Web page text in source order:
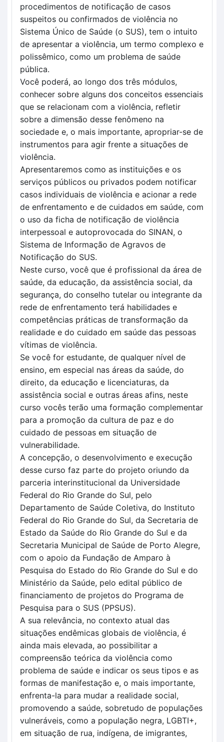
procedimentos de notificação de casos
suspeitos ou confirmados de violência no
Sistema Único de Saúde (o SUS), tem o intuito
de apresentar a violência, um termo complexo e
polissêmico, como um problema de saúde
pública.
Você poderá, ao longo dos três módulos,
conhecer sobre alguns dos conceitos essenciais
que se relacionam com a violência, refletir
sobre a dimensão desse fenômeno na
sociedade e, o mais importante, apropriar-se de
instrumentos para agir frente a situações de
violência.
Apresentaremos como as instituições e os
serviços públicos ou privados podem notificar
casos individuais de violência e acionar a rede
de enfrentamento e de cuidados em saúde, com
o uso da ficha de notificação de violência
interpessoal e autoprovocada do SINAN, o
Sistema de Informação de Agravos de
Notificação do SUS.
Neste curso, você que é profissional da área de
saúde, da educação, da assistência social, da
segurança, do conselho tutelar ou integrante da
rede de enfrentamento terá habilidades e
competências práticas de transformação da
realidade e do cuidado em saúde das pessoas
vítimas de violência.
Se você for estudante, de qualquer nível de
ensino, em especial nas áreas da saúde, do
direito, da educação e licenciaturas, da
assistência social e outras áreas afins, neste
curso vocês terão uma formação complementar
para a promoção da cultura de paz e do
cuidado de pessoas em situação de
vulnerabilidade.
A concepção, o desenvolvimento e execução
desse curso faz parte do projeto oriundo da
parceria interinstitucional da Universidade
Federal do Rio Grande do Sul, pelo
Departamento de Saúde Coletiva, do Instituto
Federal do Rio Grande do Sul, da Secretaria de
Estado da Saúde do Rio Grande do Sul e da
Secretaria Municipal de Saúde de Porto Alegre,
com o apoio da Fundação de Amparo à
Pesquisa do Estado do Rio Grande do Sul e do
Ministério da Saúde, pelo edital público de
financiamento de projetos do Programa de
Pesquisa para o SUS (PPSUS).
A sua relevância, no contexto atual das
situações endêmicas globais de violência, é
ainda mais elevada, ao possibilitar a
compreensão teórica da violência como
problema de saúde e indicar os seus tipos e as
formas de manifestação e, o mais importante,
enfrenta-la para mudar a realidade social,
promovendo a saúde, sobretudo de populações
vulneráveis, como a população negra, LGBTI+,
em situação de rua, indígena, de imigrantes,